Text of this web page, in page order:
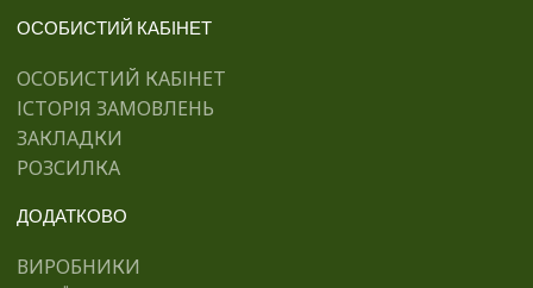
ОСОБИСТИЙ КАБІНЕТ
ОСОБИСТИЙ КАБІНЕТ
ІСТОРІЯ ЗАМОВЛЕНЬ
ЗАКЛАДКИ
РОЗСИЛКА
ДОДАТКОВО
ВИРОБНИКИ